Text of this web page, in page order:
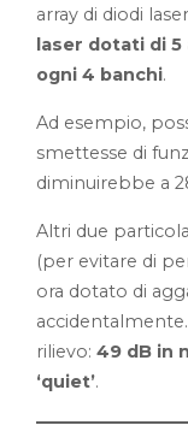
array di diodi
laser dotati di
ogni 4 banchi.
Ad esempio,
smettesse di
diminuirebbe a
Altri due
(per evitare di
ora dotato di
rilievo: 49 dB in
‘quiet’.